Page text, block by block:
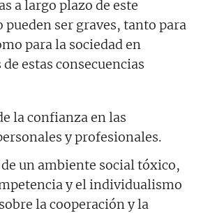
a largo plazo de este
ser graves, tanto para
para la sociedad en
estas consecuencias
la confianza en las
y profesionales.
un ambiente social tóxico,
y el individualismo
la cooperación y la